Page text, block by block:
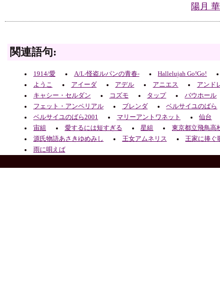
陽月
関連語句:
1914/愛 A/L-怪盗ルパンの青春-
Hallelujah Go!Go!
ようこ
アイーダ アデル アニエス
アンド
キャシー・セルダン
コズモ タップ
バウホール
フェット・アンペリアル
ブレンダ
ベルサイユのばら
ベルサイユのばら2001
マリーアントワネット
仙台
宙組
愛するには短すぎる 星組
東京都立飛鳥高
源氏物語あさきゆめみし
王女アムネリス
王家に捧ぐ
雨に唄えば